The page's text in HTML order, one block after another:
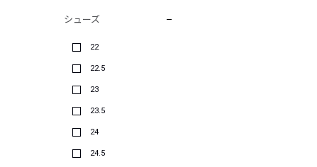
シューズ
22
22.5
23
23.5
24
24.5